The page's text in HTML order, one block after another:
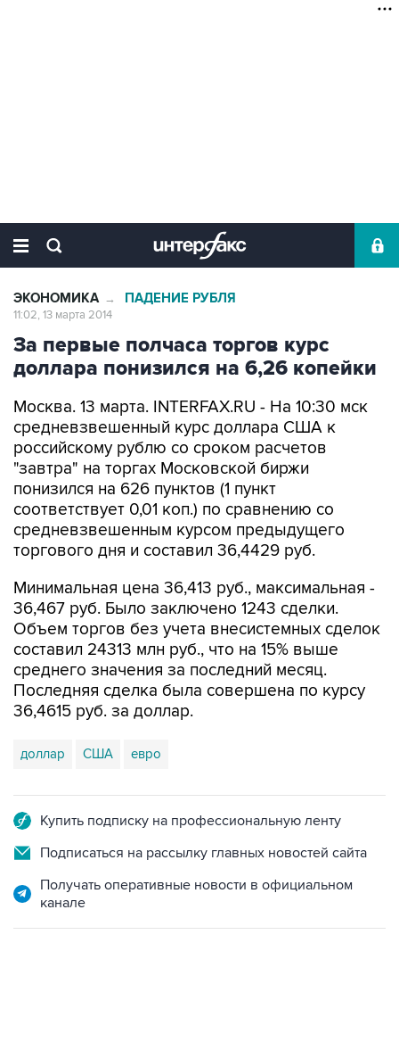
ЭКОНОМИКА → ПАДЕНИЕ РУБЛЯ
11:02, 13 марта 2014
За первые полчаса торгов курс
доллара понизился на 6,26 копейки
Москва. 13 марта. INTERFAX.RU - На 10:30 мск
средневзвешенный курс доллара США к
российскому рублю со сроком расчетов
"завтра" на торгах Московской биржи
понизился на 626 пунктов (1 пункт
соответствует 0,01 коп.) по сравнению со
средневзвешенным курсом предыдущего
торгового дня и составил 36,4429 руб.
Минимальная цена 36,413 руб., максимальная -
36,467 руб. Было заключено 1243 сделки.
Объем торгов без учета внесистемных сделок
составил 24313 млн руб., что на 15% выше
среднего значения за последний месяц.
Последняя сделка была совершена по курсу
36,4615 руб. за доллар.
доллар США евро
Купить подписку на профессиональную ленту
Подписаться на рассылку главных новостей сайта
Получать оперативные новости в официальном
канале